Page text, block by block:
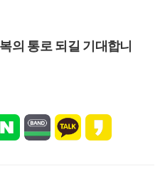
의 통로 되길 기대합니